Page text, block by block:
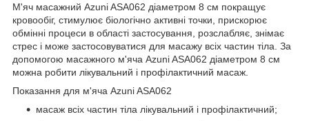
М'яч масажний Azuni ASA062 діаметром 8 см покращує
кровообіг, стимулює біологічно активні точки, прискорює
обмінні процеси в області застосування, розслабляє, знімає
стрес і може застосовуватися для масажу всіх частин тіла. За
допомогою масажного м'яча Azuni ASA062 діаметром 8 см
можна робити лікувальний і профілактичний масаж.
Показання для м'яча Azuni ASA062
масаж всіх частин тіла лікувальний і профілактичний;